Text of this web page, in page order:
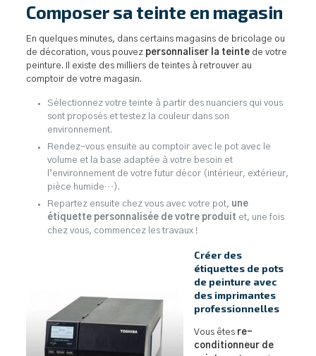
Composer sa teinte en magasin
En quelques minutes, dans certains magasins de bricolage ou
de décoration, vous pouvez personnaliser la teintede votre
peinture. Il existe des milliers de teintes à retrouver au
comptoir de votre magasin.
Sélectionnez votre teinte à partir des nuanciers qui vous
sont proposés et testez la couleur dans son
environnement.
Rendez-vous ensuite au comptoir avec le pot avec le
volume et la base adaptée à votre besoin et
l’environnement de votre futur décor (intérieur, extérieur,
pièce humide…).
Repartez ensuite chez vous avec votre pot, une
étiquette personnalisée de votre produit et, une fois
chez vous, commencez les travaux !
Créer des
étiquettes de pots
de peinture avec
des imprimantes
professionnelles
Vous êtes re-
conditionneur de